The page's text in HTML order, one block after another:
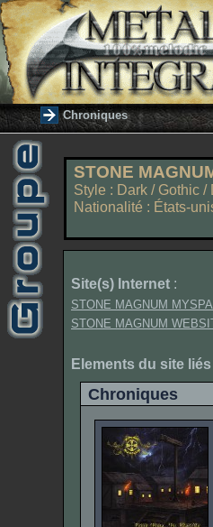
Chroniques
STONE
Style : Dark / Gothic /
Nationalité : États-
Site(s) Internet :
STONE MAGNUM
STONE MAGNUM
Elements du site
Chroniques